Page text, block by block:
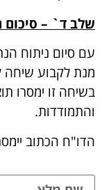
שלב ד` –
עם סיום ניתוח
מנת לקבוע שיחה
בשיחה זו ימסרו
והתמודדות.
הדו"ח הכתוב